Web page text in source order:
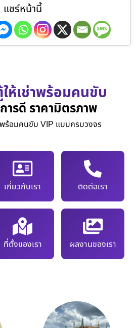
แชร์หน้านี้
ห้เช่าพร้อมคนขับ
ารดี ราคามิตรภาพ
พร้อมคนขับ VIP แบบครบวงจร
เกี่ยวกับเรา ติดต่อเรา
ที่ตั้งของเรา ผลงานของเรา